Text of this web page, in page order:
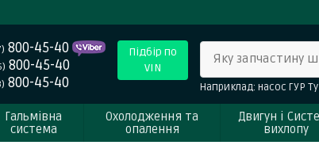
800-45-40
800-45-40
800-45-40
Підбір по
VIN
Яку запчастину
Наприклад: насос ГУР
Гальмівна
система
Охолодження та
опалення
Двигун і
вихлопу